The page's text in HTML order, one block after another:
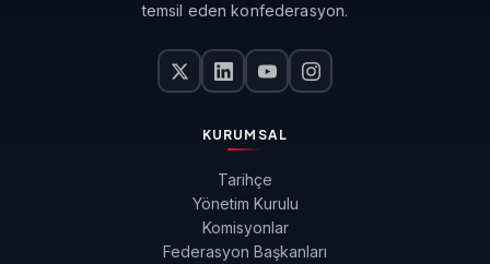
temsil eden konfederasyon.
KURUMSAL
Tarihçe
Yönetim Kurulu
Komisyonlar
Federasyon Başkanları